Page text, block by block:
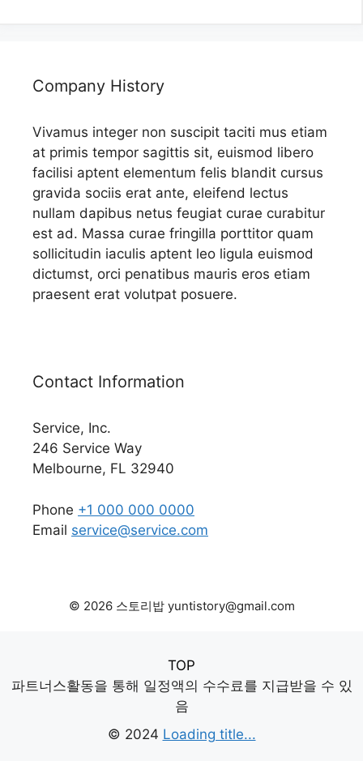
Company History
Vivamus integer non suscipit taciti mus etiam
at primis tempor sagittis sit, euismod libero
facilisi aptent elementum felis blandit cursus
gravida sociis erat ante, eleifend lectus
nullam dapibus netus feugiat curae curabitur
est ad. Massa curae fringilla porttitor quam
sollicitudin iaculis aptent leo ligula euismod
dictumst, orci penatibus mauris eros etiam
praesent erat volutpat posuere.
Contact Information
Service, Inc.
246 Service Way
Melbourne, FL 32940
Phone +1 000 000 0000
Email service@service.com
© 2026 스토리밥 yuntistory@gmail.com
TOP
파트너스활동을 통해 일정액의 수수료를 지급받을 수 있
음
© 2024 Loading title...